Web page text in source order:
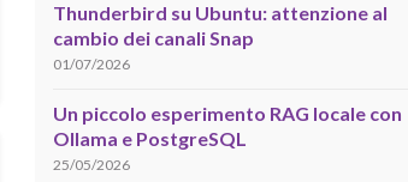
Thunderbird su Ubuntu: attenzione al
cambio dei canali Snap
01/07/2026
Un piccolo esperimento RAG locale con
Ollama e PostgreSQL
25/05/2026